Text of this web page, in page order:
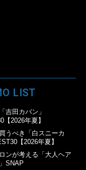
LIST
吉田カバン」
【2026年夏】
うべき「白スニーカ
【2026年夏】
ンが考える「大人ヘア
SNAP